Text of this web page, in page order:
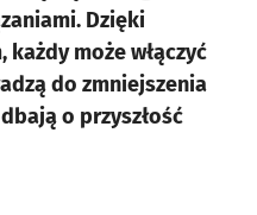
Dzięki
może włączyć
do zmniejszenia
o przyszłość